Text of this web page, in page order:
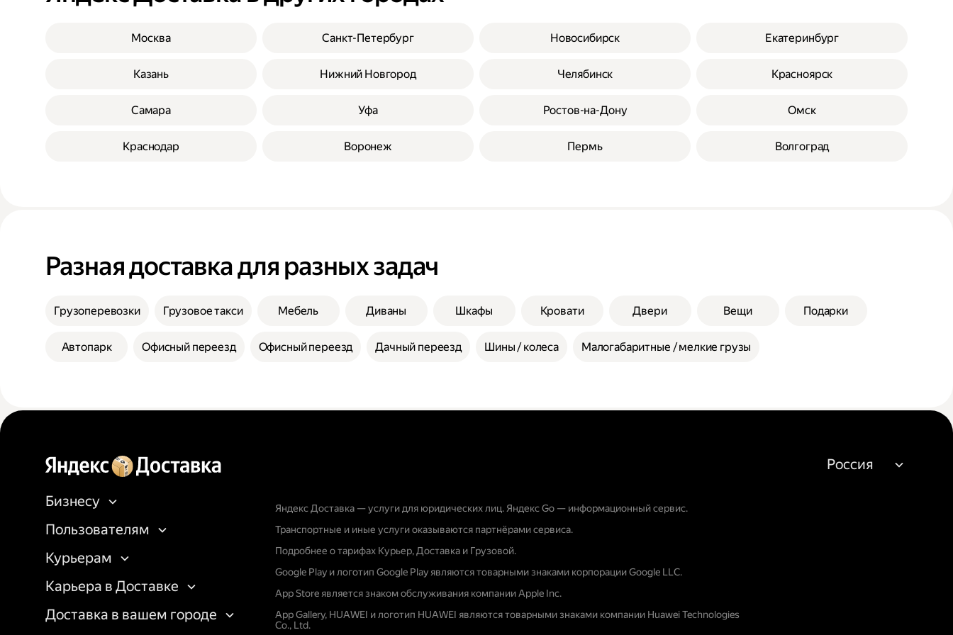
Москва Санкт-Петербург Новосибирск Екатеринбург
Казань Нижний Новгород Челябинск Красноярск
Самара Уфа Ростов-на-Дону Омск
Краснодар Воронеж Пермь Волгоград
Разная доставка для разных задач
Грузоперевозки Грузовое такси Мебель Диваны Шкафы Кровати Двери Вещи Подарки
Автопарк Офисный переезд Офисный переезд Дачный переезд Шины / колеса Малогабаритные / мелкие грузы
Бизнесу
Пользователям
Курьерам
Карьера в Доставке
Доставка в вашем городе
Яндекс Доставка — услуги для юридических лиц. Яндекс Go — информационный сервис.
Транспортные и иные услуги оказываются партнёрами сервиса.
Подробнее о тарифах Курьер, Доставка и Грузовой.
Google Play и логотип Google Play являются товарными знаками корпорации Google LLC.
App Store является знаком обслуживания компании Apple Inc.
App Gallery, HUAWEI и логотип HUAWEI являются товарными знаками компании Huawei Technologies
Co., Ltd.
Россия